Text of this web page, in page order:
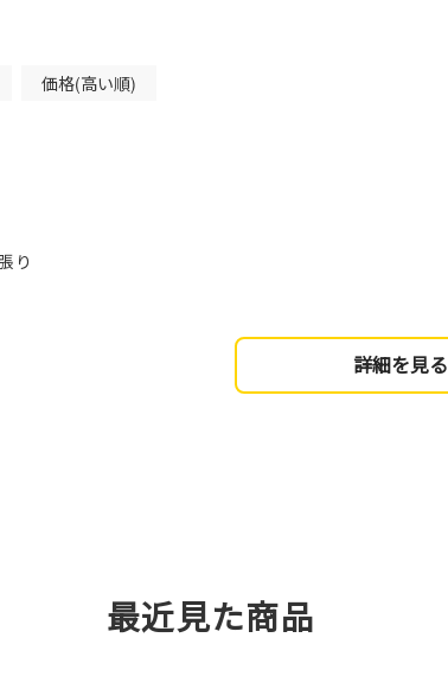
価格(高い順)
り
詳細を見る
最近見た商品